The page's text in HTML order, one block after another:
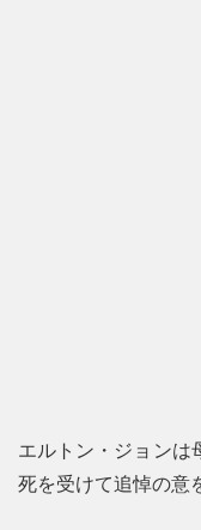
エルトン・ジョンは
死を受けて追悼の意